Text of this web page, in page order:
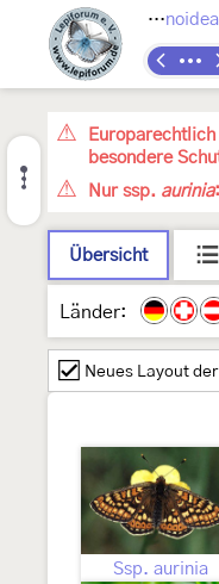
› Papilionoidea
besondere
Nur ssp. aurinia
Übersicht
Länder:
Neues Layout
Ssp. aurinia